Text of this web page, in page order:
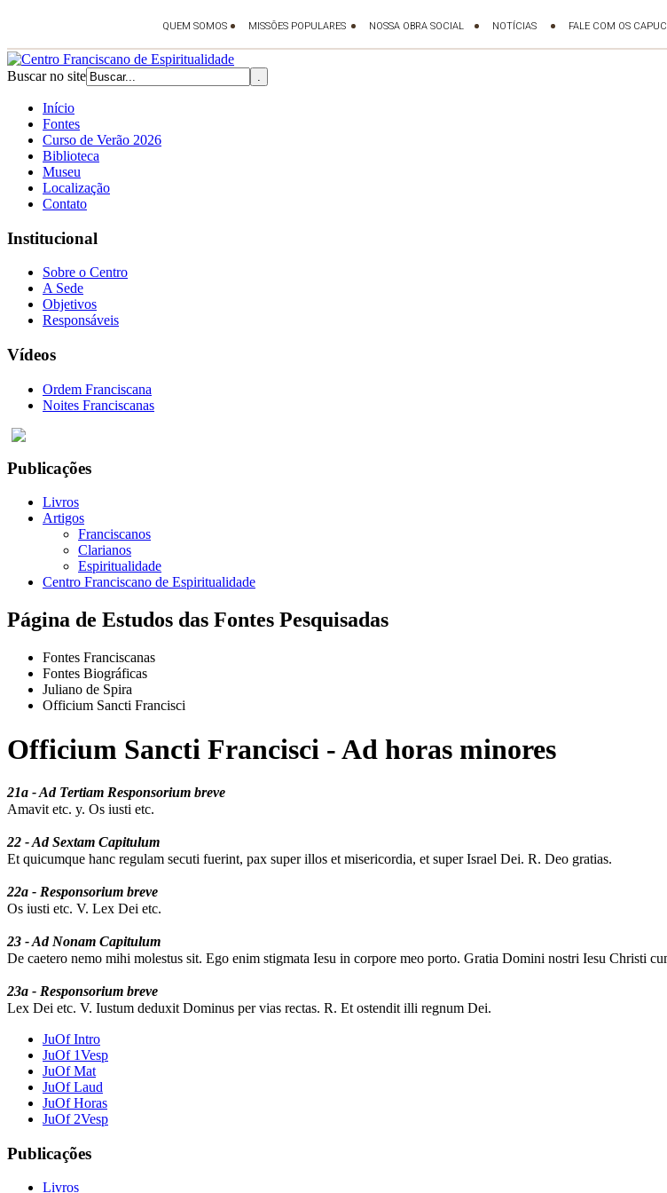
Buscar no site
Início
Fontes
Curso de Verão 2026
Biblioteca
Museu
Localização
Contato
Institucional
Sobre o Centro
A Sede
Objetivos
Responsáveis
Vídeos
Ordem Franciscana
Noites Franciscanas
Publicações
Livros
Artigos
Franciscanos
Clarianos
Espiritualidade
Centro Franciscano de Espiritualidade
Página de Estudos das Fontes Pesquisadas
Fontes Franciscanas
Fontes Biográficas
Juliano de Spira
Officium Sancti Francisci
Officium Sancti Francisci - Ad horas minores
21a - Ad Tertiam Responsorium breve
Amavit etc. y. Os iusti etc.
22 - Ad Sextam Capitulum
Et quicumque hanc regulam secuti fuerint, pax super illos et misericordia, et super Israel Dei. R. Deo gratias.
22a - Responsorium breve
Os iusti etc. V. Lex Dei etc.
23 - Ad Nonam Capitulum
De caetero nemo mihi molestus sit. Ego enim stigmata Iesu in corpore meo porto. Gratia Domini nostri Iesu Christi
23a - Responsorium breve
Lex Dei etc. V. Iustum deduxit Dominus per vias rectas. R. Et ostendit illi regnum Dei.
JuOf Intro
JuOf 1Vesp
JuOf Mat
JuOf Laud
JuOf Horas
JuOf 2Vesp
Publicações
Livros